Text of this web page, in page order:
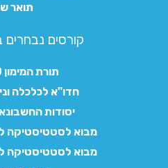
תואר
קורסים
תורת המימון 10230
חדו"א לכלכלה וניהול
יסודות החשבונאות
מבוא לסטטיסטיקה
מבוא לסטטיסטיקה